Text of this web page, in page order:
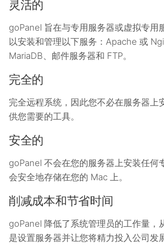
灵活的
goPanel 旨在与专用服务器或虚拟专用
以安装和管理以下服务：Apache 或
MariaDB、邮件服务器和 FTP。
完全的
完全远程系统，因此您不必在服务器上
供您需要的工具。
安全的
goPanel 不会在您的服务器上安装任何
会安全地存储在您的 Mac 上。
削减成本和节省时间
goPanel 降低了系统管理员的工作量，
是设置服务器并让您将精力投入公司发